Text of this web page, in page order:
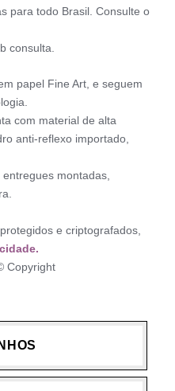
para todo Brasil. Consulte o
consulta.
papel Fine Art, e seguem
com material de alta
anti-reflexo importado,
montadas,
e criptografados,
Copyright